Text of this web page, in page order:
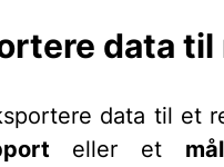
data til
data til et
eller et mål